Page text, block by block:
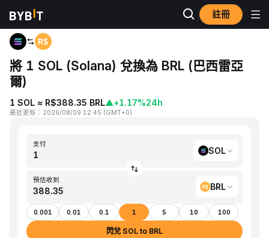
註冊
首頁 SOL to BRL
將 1 SOL (Solana) 兌換為 BRL (巴西雷亞
爾)
1 SOL ≈ R$388.35 BRL▲+1.17%24h
最近更新 ： 2026/08/09 12:45 (GMT+0)
支付
SOL
預估收到
BRL
0.001 0.01 0.1 1 5 10 100
閃兌 SOL to BRL